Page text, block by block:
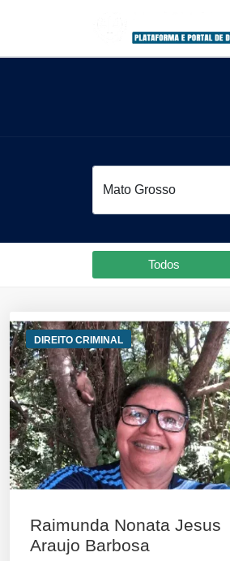
Todos
DIREITO CRIMINAL
Raimunda Nonata Jesus
Araujo Barbosa